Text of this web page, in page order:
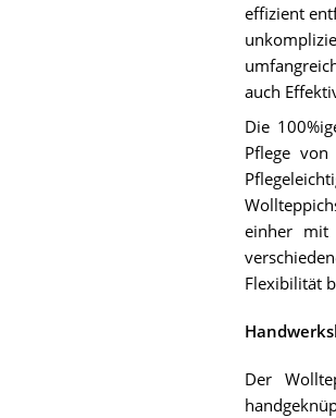
effizient
auch
Die
Pflege
einher mit
Flexibilität
Der